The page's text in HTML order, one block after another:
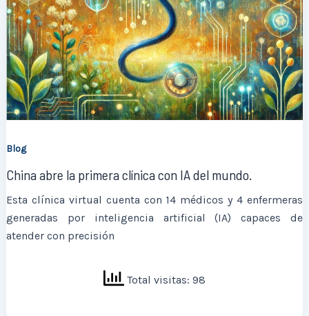
Blog
China abre la primera clínica con IA del mundo.
Esta clínica virtual cuenta con 14 médicos y 4 enfermeras
generadas por inteligencia artificial (IA) capaces de
atender con precisión
Total visitas: 98